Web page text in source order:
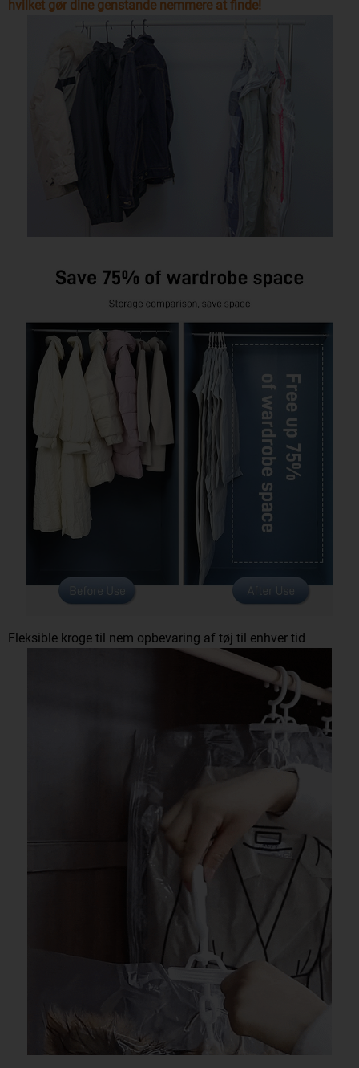
hvilket gør dine genstande nemmere at finde!
Fleksible kroge til nem opbevaring af tøj til enhver tid